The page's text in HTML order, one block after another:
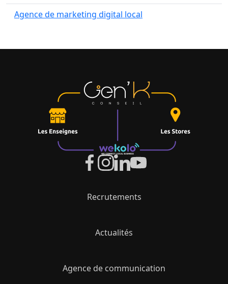
Agence de marketing digital local
Recrutements
Actualités
Agence de communication